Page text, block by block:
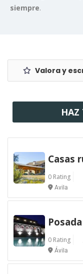
siempre.
Valora y
HAZ
Casas
0 Rating
Avila
0 Rating
Ávila